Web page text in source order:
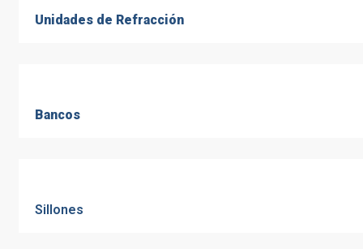
Unidades de Refracción
Bancos
Sillones